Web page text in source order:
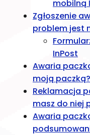
mobilną
Zgłoszenie
problem jest
InPost
Awaria
moją paczką?
Reklamacja
masz do niej
Awaria